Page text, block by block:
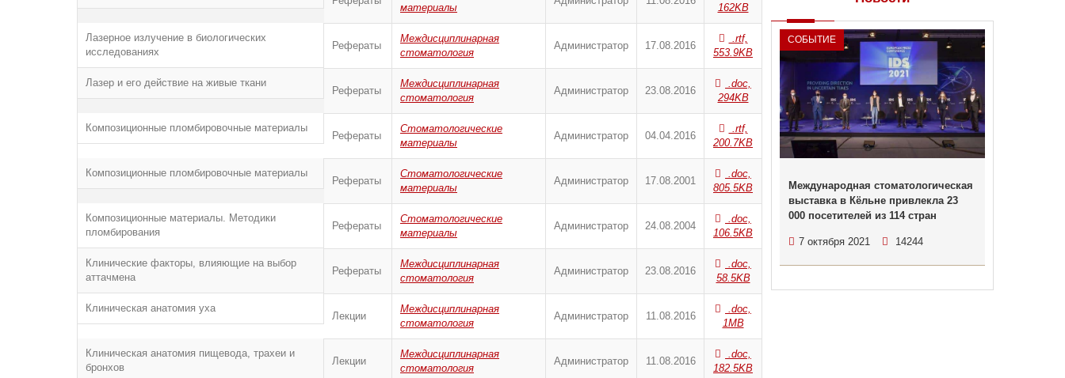
материалы
162KB
Лазерное излучение в биологических
исследованиях
Рефераты
Междисциплинарная
стоматология
Администратор 17.08.2016
.rtf,
553.9KB
Лазер и его действие на живые ткани
Рефераты
Междисциплинарная
стоматология
Администратор 23.08.2016
.doc,
294KB
Композиционные пломбировочные материалы
Рефераты
Стоматологические
материалы
Администратор 04.04.2016
.rtf,
200.7KB
Композиционные пломбировочные материалы
Рефераты
Стоматологические
материалы
Администратор 17.08.2001
.doc,
805.5KB
Композиционные материалы. Методики
пломбирования
Рефераты
Стоматологические
материалы
Администратор 24.08.2004
.doc,
106.5KB
Клинические факторы, влияющие на выбор
аттачмена
Рефераты
Междисциплинарная
стоматология
Администратор 23.08.2016
.doc,
58.5KB
Клиническая анатомия уха
Лекции
Междисциплинарная
стоматология
Администратор 11.08.2016
.doc,
1MB
Клиническая анатомия пищевода, трахеи и
бронхов
Лекции
Междисциплинарная
стоматология
Администратор 11.08.2016
.doc,
182.5KB
СОБЫТИЕ
Международная стоматологическая
выставка в Кёльне привлекла 23
000 посетителей из 114 стран
7 октября 2021 14244